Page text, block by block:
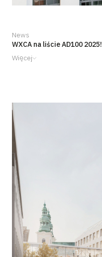
News
WXCA na liście AD100 2025!
Więcej